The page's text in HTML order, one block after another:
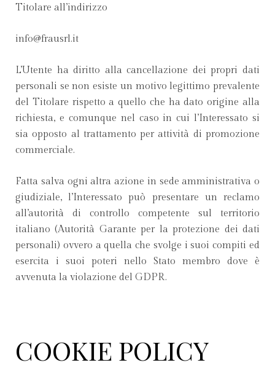
Titolare all’indirizzo
info@frausrl.it
L’Utente ha diritto alla cancellazione dei propri dati
personali se non esiste un motivo legittimo prevalente
del Titolare rispetto a quello che ha dato origine alla
richiesta, e comunque nel caso in cui l’Interessato si
sia opposto al trattamento per attività di promozione
commerciale.
Fatta salva ogni altra azione in sede amministrativa o
giudiziale, l’Interessato può presentare un reclamo
all’autorità di controllo competente sul territorio
italiano (Autorità Garante per la protezione dei dati
personali) ovvero a quella che svolge i suoi compiti ed
esercita i suoi poteri nello Stato membro dove è
avvenuta la violazione del GDPR.
COOKIE POLICY